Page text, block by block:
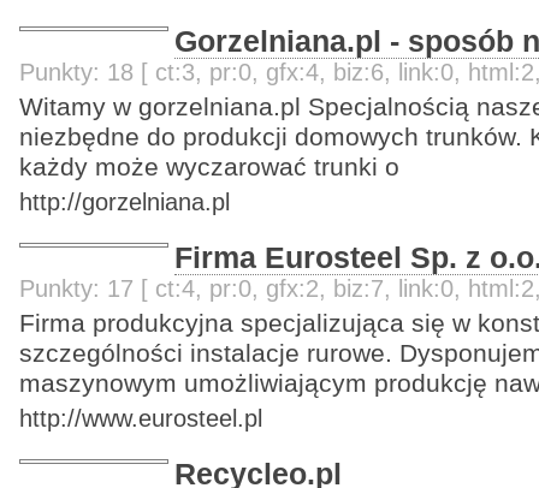
Gorzelniana.pl - sposób
Punkty: 18 [ ct:3, pr:0, gfx:4, biz:6, link:0,
Witamy w gorzelniana.pl Specjalnością
niezbędne do produkcji domowych trunków.
każdy może wyczarować trunki o
http://gorzelniana.pl
Firma Eurosteel Sp. z
Punkty: 17 [ ct:4, pr:0, gfx:2, biz:7, link:0,
Firma produkcyjna specjalizująca się w
szczególności instalacje rurowe.
maszynowym umożliwiającym produkcję
http://www.eurosteel.pl
Recycleo.pl